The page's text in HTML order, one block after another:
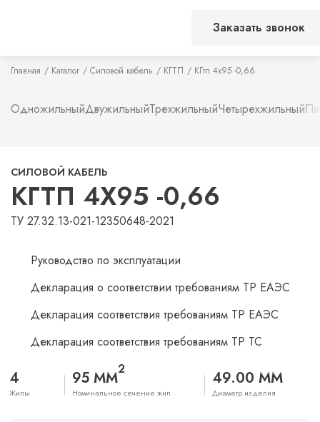
Заказать звонок
Главная Каталог Силовой кабель КГТП КГтп 4х95 -0,66
ОдножильныйДвужильныйТрехжильныйЧетырехжильный
СИЛОВОЙ КАБЕЛЬ
КГТП 4Х95 -0,66
ТУ 27.32.13-021-12350648-2021
Руководство по эксплуатации
Декларация о соответствии требованиям ТР ЕАЭС
Декларация соответствия требованиям ТР ЕАЭС
Декларация соответствия требованиям ТР ТС
4
Жилы
95 ММ2
Номинальное сечение жил
49.00 ММ
Диаметр изделия